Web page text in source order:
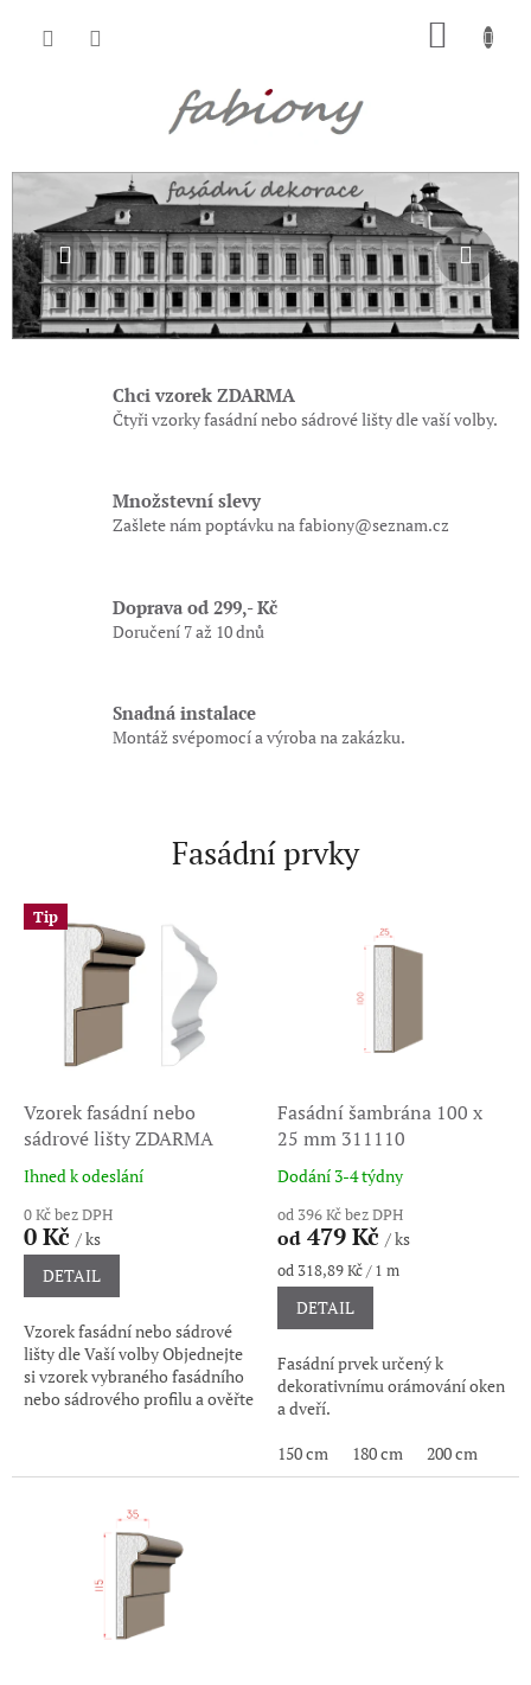
V
t
e
j
é
o
v
é
e
k
o
c
Předchozí
Chci vzorek ZDARMA
Čtyři vzorky fasádní nebo sádrové lišty dle vaší volby.
Množstevní slevy
Zašlete nám poptávku na fabiony@seznam.cz
Doprava od 299,- Kč
Doručení 7 až 10 dnů
Snadná instalace
Montáž svépomocí a výroba na zakázku.
Fasádní prvky
Tip
Vzorek fasádní nebo
sádrové lišty ZDARMA
Průměrné
produktu
je
3,3
hvězdiček.
Ihned k odeslání
0 Kč bez DPH
0 Kč / ks
DETAIL
Vzorek fasádní nebo sádrové
lišty dle Vaší volby Objednejte
si vzorek vybraného fasádního
nebo sádrového profilu a ověřte
Fasádní šambrána 100 x
25 mm 311110
Průměrné
produktu
je
3,7
z
hvězdiček.
Dodání 3-4 týdny
od 396 Kč bez DPH
od 479 Kč / ks
Měrná
cena:
od 318,89 Kč / 1 m
DETAIL
Fasádní prvek určený k
dekorativnímu orámování oken
a dveří.
150 cm
180 cm 200 cm